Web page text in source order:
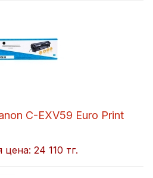
C-EXV59 Euro Print
цена: 24 110 тг.